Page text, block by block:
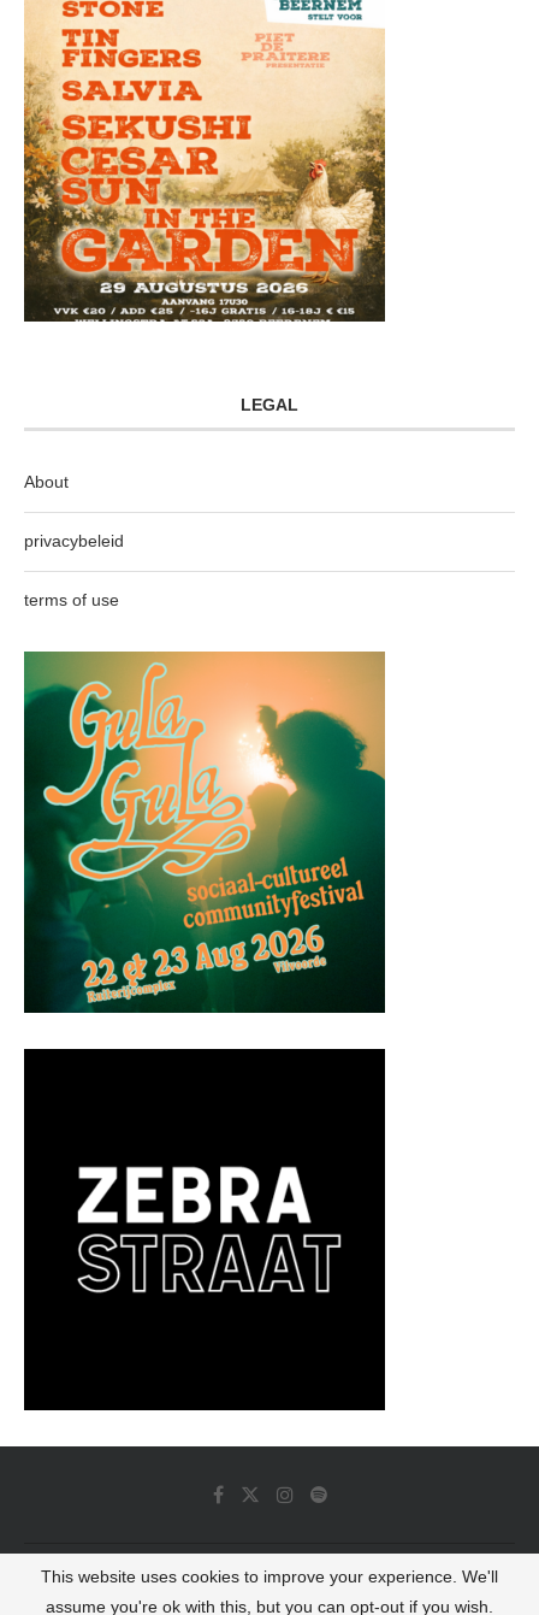
LEGAL
About
privacybeleid
terms of use
© 2022 - Luminous Dash All Rights Reserved
This website uses cookies to improve your experience. We'll
assume you're ok with this, but you can opt-out if you wish.